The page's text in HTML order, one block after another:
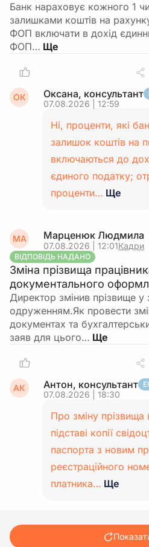
Банк нараховує кожного 1
залишками коштів на
ФОП включати в дохід
ФОП…
ОК Оксана, консультант
07.08.2026 | 12:59
Ні, проценти, які
залишок коштів на
включаються до
єдиного податку;
проценти… Ще
МА Марценюк Людмила
07.08.2026 | 12:01Кадри
ВІДПОВІДЬ НАДАНО
Зміна прізвища
документального
Директор змінив прізвище у
одруженням.Як провести
документах та
заяв для цього…
АК Антон, консультант
07.08.2026 | 18:30
Про зміну прізвища
підставі копії
паспорта з новим
реєстраційного
платника… Ще